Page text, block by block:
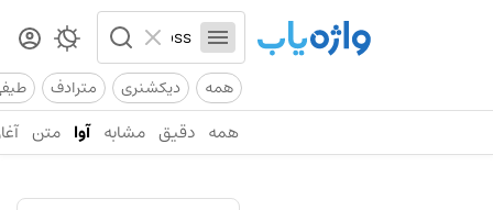
همه دیکشنری مترادف
همه دقیق مشابه آوا متن